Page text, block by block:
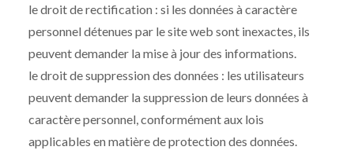
le droit de rectification : si les données à caractère
personnel détenues par le site web sont inexactes, ils
peuvent demander la mise à jour des informations.
le droit de suppression des données : les utilisateurs
peuvent demander la suppression de leurs données à
caractère personnel, conformément aux lois
applicables en matière de protection des données.